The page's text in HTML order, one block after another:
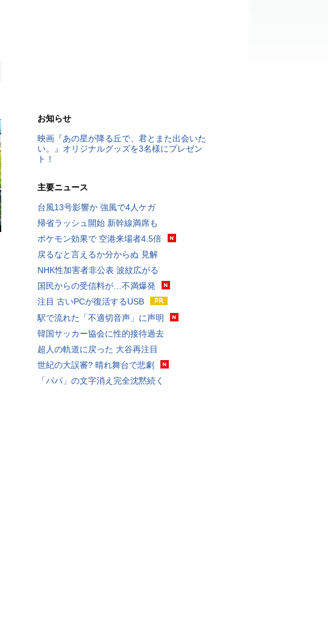
お知らせ
映画『あの星が降る丘で、君とまた出会いた
い。』オリジナルグッズを3名様にプレゼン
ト！
主要ニュース
台風13号影響か 強風で4人ケガ
帰省ラッシュ開始 新幹線満席も
ポケモン効果で 空港来場者4.5倍
戻るなと言えるか分からぬ 見解
NHK性加害者非公表 波紋広がる
国民からの受信料が…不満爆発
注目 古いPCが復活するUSB
駅で流れた「不適切音声」に声明
韓国サッカー協会に性的接待過去
超人の軌道に戻った 大谷再注目
世紀の大誤審? 晴れ舞台で悲劇
「パパ」の文字消え完全沈黙続く